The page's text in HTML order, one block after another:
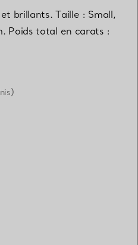
brillants. Taille : Small,
Poids total en carats :